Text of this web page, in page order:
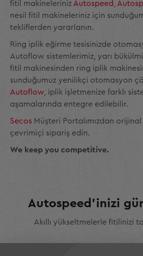
fitil makineleriniz Autospeed
nesil fitil makineleriniz için
tekliflerden yararlanın.
Ring iplik eğirme tesisinizde
Autoflow sistemlerimiz, yarı
fitil makinesinden ring iplik
sunduğumuz yenilikçi otomasyon
Autoflow , iplik işletmenize farklı
aşamalarında entegre edilebilir.
Secos Müşteri Portalımızdan
çevrimiçi sipariş edin.
We keep you competitive.
Autospeed’inizi
Akıllı yükseltmelerle fitilinizi